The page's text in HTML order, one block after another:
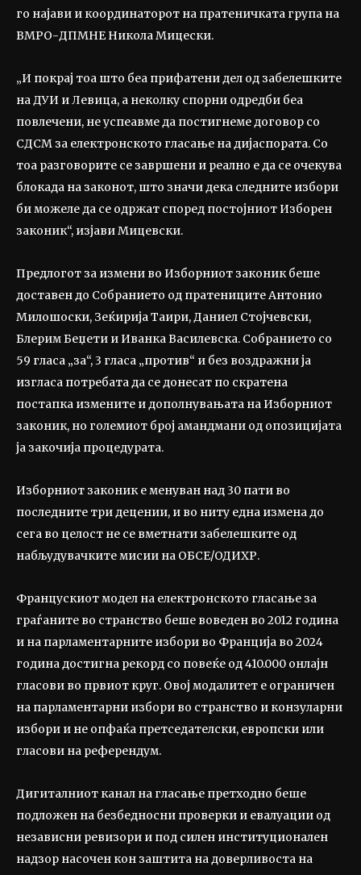
го најави и координаторот на пратеничката група на
ВМРО-ДПМНЕ Никола Мицески.
„И покрај тоа што беа прифатени дел од забелешките
на ДУИ и Левица, а неколку спорни одредби беа
повлечени, не успеавме да постигнеме договор со
СДСМ за електронското гласање на дијаспората. Со
тоа разговорите се завршени и реално е да се очекува
блокада на законот, што значи дека следните избори
би можеле да се одржат според постојниот Изборен
законик“, изјави Мицевски.
Предлогот за измени во Изборниот законик беше
доставен до Собранието од пратениците Антонио
Милошоски, Зеќирија Таири, Даниел Стојчевски,
Блерим Беџети и Иванка Василевска. Собранието со
59 гласа „за“, 3 гласа „против“ и без воздражни ја
изгласа потребата да се донесат по скратена
постапка измените и дополнувањата на Изборниот
законик, но големиот број амандмани од опозицијата
ја закочија процедурата.
Изборниот законик е менуван над 30 пати во
последните три децении, и во ниту една измена до
сега во целост не се вметнати забелешките од
набљудувачките мисии на ОБСЕ/ОДИХР.
Францускиот модел на електронското гласање за
граѓаните во странство беше воведен во 2012 година
и на парламентарните избори во Франција во 2024
година достигна рекорд со повеќе од 410.000 онлајн
гласови во првиот круг. Овој модалитет е ограничен
на парламентарни избори во странство и конзуларни
избори и не опфаќа претседателски, европски или
гласови на референдум.
Дигиталниот канал на гласање претходно беше
подложен на безбедносни проверки и евалуации од
независни ревизори и под силен институционален
надзор насочен кон заштита на доверливоста на